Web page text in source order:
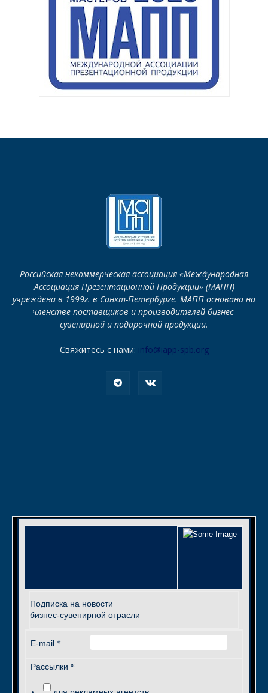
Российская некоммерческая ассоциация «Международная
Ассоциация Презентационной Продукции» (МАПП)
учреждена в 1999г. в Санкт-Петербурге. МАПП основана на
членстве поставщиков и производителей бизнес-
сувенирной и подарочной продукции.
Свяжитесь с нами: info@iapp-spb.org
Подписка на новости
бизнес-сувенирной отрасли
E-mail *
Рассылки *